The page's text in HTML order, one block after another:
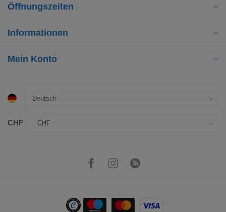
Öffnungszeiten
Informationen
Mein Konto
CHF